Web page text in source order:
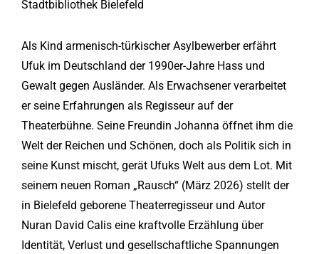
Stadtbibliothek Bielefeld
Als Kind armenisch-türkischer Asylbewerber erfährt
Ufuk im Deutschland der 1990er-Jahre Hass und
Gewalt gegen Ausländer. Als Erwachsener verarbeitet
er seine Erfahrungen als Regisseur auf der
Theaterbühne. Seine Freundin Johanna öffnet ihm die
Welt der Reichen und Schönen, doch als Politik sich in
seine Kunst mischt, gerät Ufuks Welt aus dem Lot. Mit
seinem neuen Roman „Rausch“ (März 2026) stellt der
in Bielefeld geborene Theaterregisseur und Autor
Nuran David Calis eine kraftvolle Erzählung über
Identität, Verlust und gesellschaftliche Spannungen